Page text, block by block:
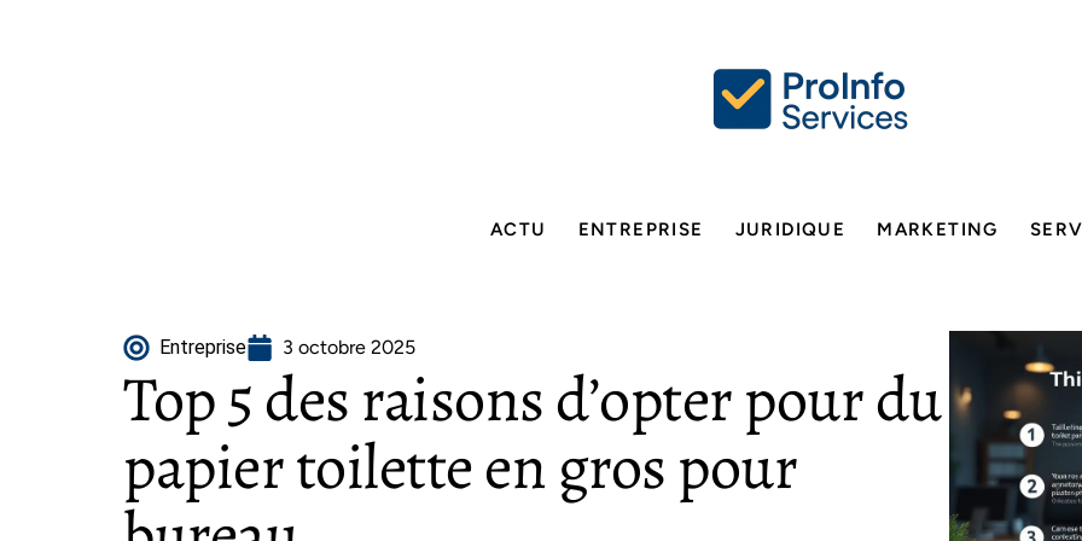
ACTU ENTREPRISE JURIDIQUE MARKETING
Entreprise 3 octobre 2025
Top 5 des raisons d’opter pour du
papier toilette en gros pour